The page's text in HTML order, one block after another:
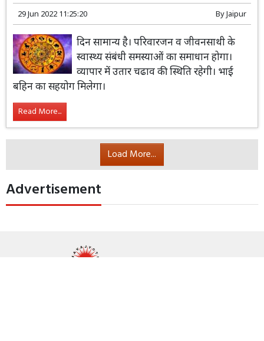
राशिफल
आज का राशिफल
29 Jun 2022 11:25:20 By Jaipur
दिन सामान्य है। परिवारजन व जीवनसाथी के
स्वास्थ्य संबंधी समस्याओं का समाधान होगा।
बहिन का सहयोग मिलेगा।
Read More...